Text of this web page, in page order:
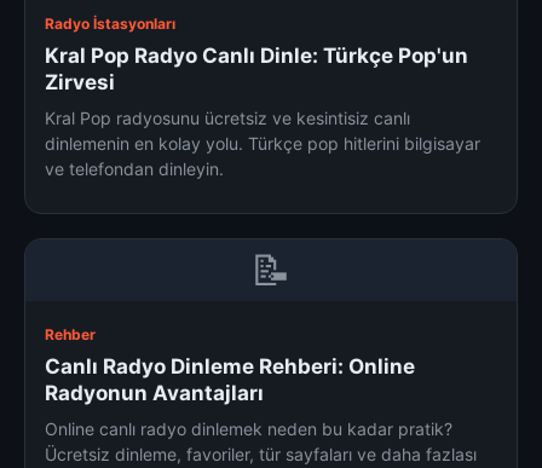
Radyo İstasyonları
Kral Pop Radyo Canlı Dinle: Türkçe Pop'un
Zirvesi
Kral Pop radyosunu ücretsiz ve kesintisiz canlı
dinlemenin en kolay yolu. Türkçe pop hitlerini bilgisayar
ve telefondan dinleyin.
📝
Rehber
Canlı Radyo Dinleme Rehberi: Online
Radyonun Avantajları
Online canlı radyo dinlemek neden bu kadar pratik?
Ücretsiz dinleme, favoriler, tür sayfaları ve daha fazlası